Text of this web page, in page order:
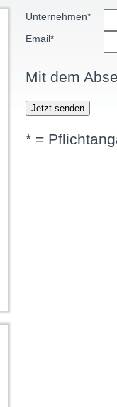
Feld leer.
Unternehmen*
Email*
Mit dem
* =